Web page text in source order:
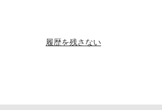
履歴を残さない